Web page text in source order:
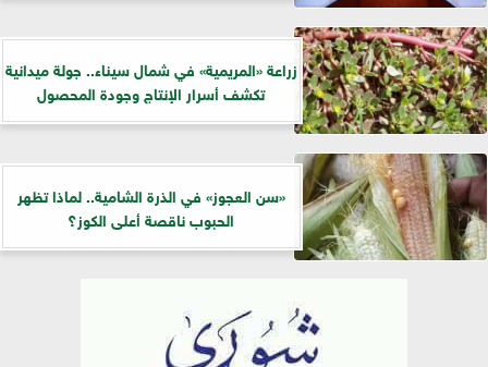
زراعة «المريمية» في شمال سيناء.. جولة ميدانية
تكشف أسرار الإنتاج وجودة المحصول
«سن العجوز» في الذرة الشامية.. لماذا تظهر
الحبوب ناقصة أعلى الكوز؟